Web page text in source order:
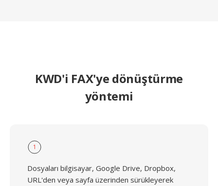
KWD'i FAX'ye dönüştürme
yöntemi
1
Dosyaları bilgisayar, Google Drive, Dropbox,
URL'den veya sayfa üzerinden sürükleyerek